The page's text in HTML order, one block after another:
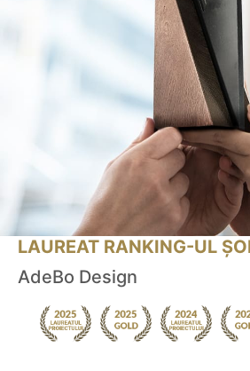
LAUREAT RANKING-UL
AdeBo Design